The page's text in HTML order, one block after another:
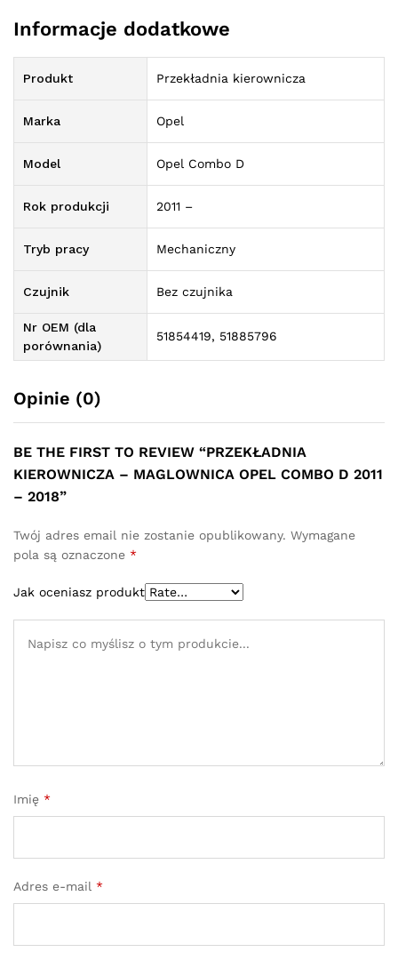
Informacje dodatkowe
Produkt Przekładnia kierownicza
Marka Opel
Model Opel Combo D
Rok produkcji 2011 –
Tryb pracy Mechaniczny
Czujnik Bez czujnika
Nr OEM (dla
porównania)
51854419, 51885796
Opinie (0)
BE THE FIRST TO REVIEW “PRZEKŁADNIA
KIEROWNICZA – MAGLOWNICA OPEL COMBO D 2011
– 2018”
Twój adres email nie zostanie opublikowany. Wymagane
pola są oznaczone *
Jak oceniasz produkt
Imię *
Adres e-mail *